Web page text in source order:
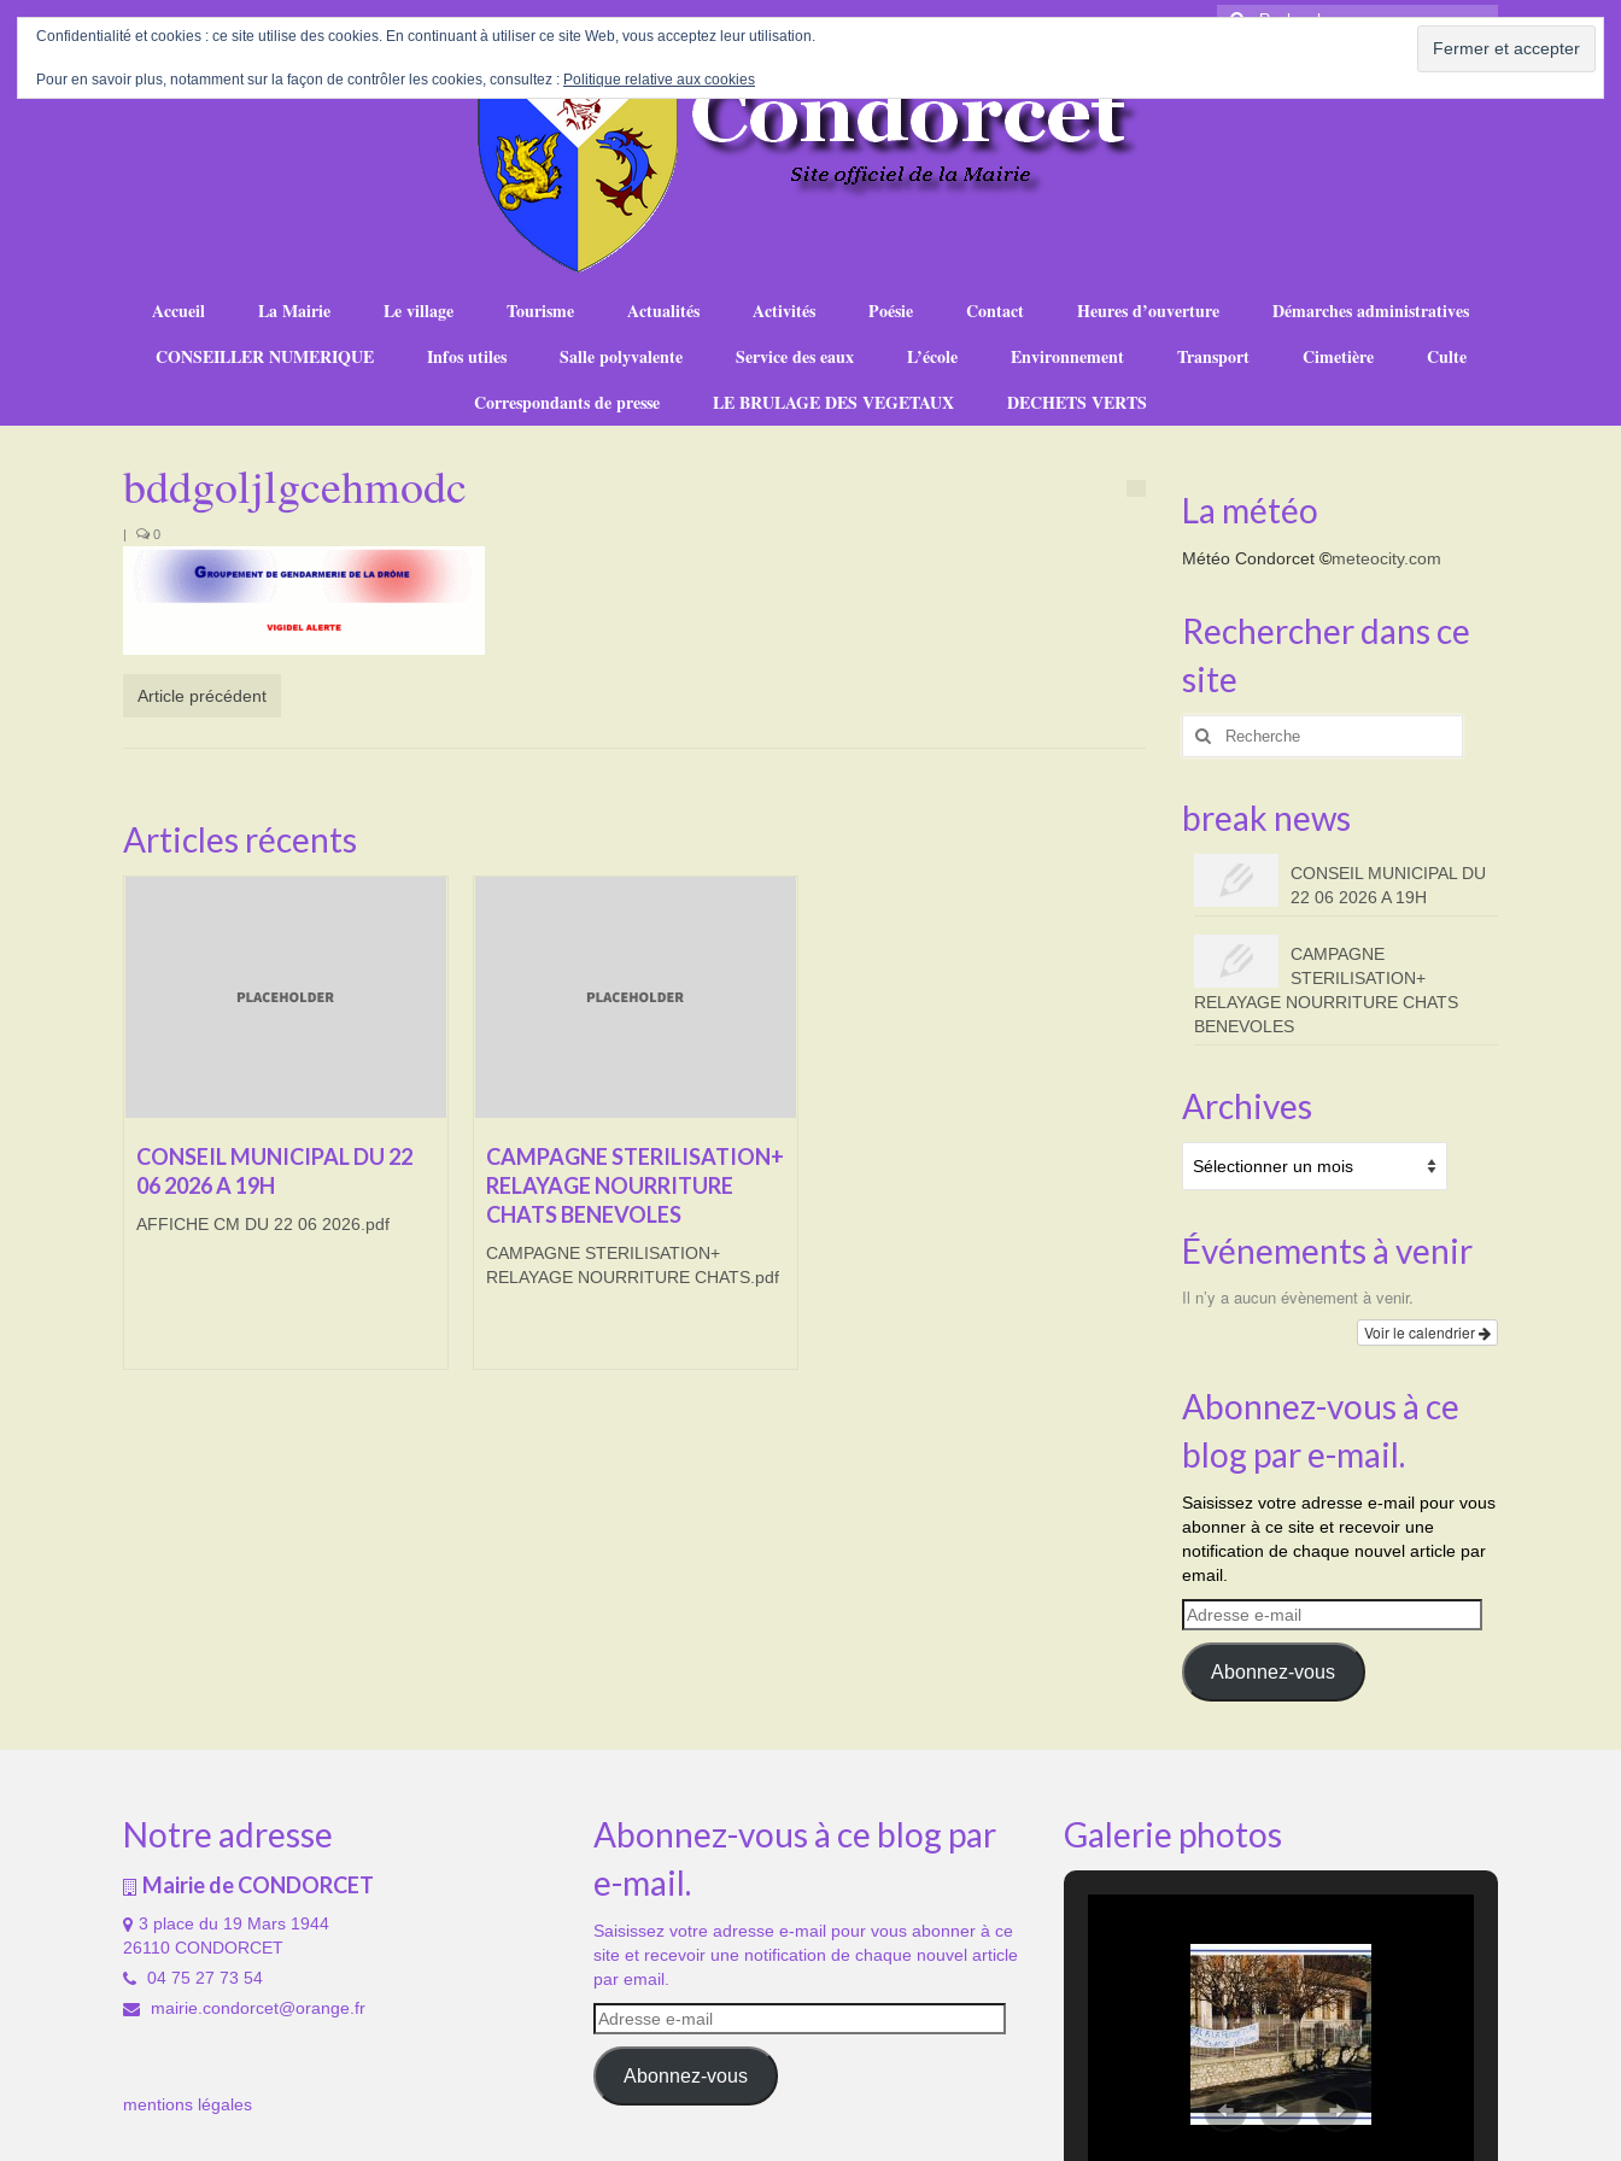
Rechercher
Accueil La Mairie Le village Tourisme Actualités Activités Poésie Contact Heures d’ouverture
Démarches administratives
CONSEILLER NUMERIQUE
Infos utiles Salle polyvalente Service des eaux L’école Environnement Transport Cimetière
Culte
Correspondants de presse
LE BRULAGE DES VEGETAUX DECHETS VERTS
bddgoljlgcehmodc
| 0
Article précédent
Articles récents
CONSEIL MUNICIPAL DU 22
06 2026 A 19H
AFFICHE CM DU 22 06 2026.pdf
CAMPAGNE STERILISATION+
RELAYAGE NOURRITURE
CHATS BENEVOLES
CAMPAGNE STERILISATION+
RELAYAGE NOURRITURE CHATS.pdf
La météo
Météo Condorcet©meteocity.com
Rechercher dans ce
site
Rechercher
break news
CONSEIL MUNICIPAL DU
22 06 2026 A 19H
CAMPAGNE
STERILISATION+
RELAYAGE NOURRITURE CHATS
BENEVOLES
Archives
Événements à venir
Il n’y a aucun évènement à venir.
Voir le calendrier
Abonnez-vous à ce
blog par e-mail.
Saisissez votre adresse e-mail pour vous
abonner à ce site et recevoir une
notification de chaque nouvel article par
email.
Adresse
e-
mail
Abonnez-vous
Notre adresse
Mairie de CONDORCET
3 place du 19 Mars 1944
26110 CONDORCET
04 75 27 73 54
mairie.condorcet@orange.fr
mentions légales
Abonnez-vous à ce blog par
e-mail.
Saisissez votre adresse e-mail pour vous abonner à ce
site et recevoir une notification de chaque nouvel article
par email.
Adresse
e-
mail
Abonnez-vous
Galerie photos
Confidentialité et cookies : ce site utilise des cookies. En continuant à utiliser ce site Web, vous acceptez leur utilisation.
Pour en savoir plus, notamment sur la façon de contrôler les cookies, consultez : Politique relative aux cookies